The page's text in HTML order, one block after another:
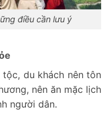
điều cần lưu ý
du khách nên tôn
nên ăn mặc lịch
người dân.